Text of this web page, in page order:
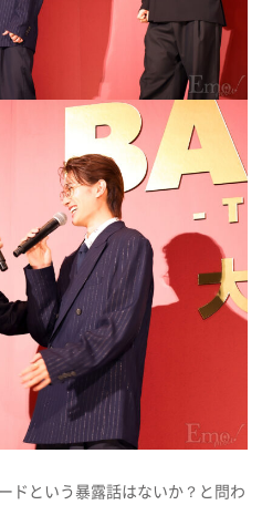
ドという暴露話はないか？と問わ